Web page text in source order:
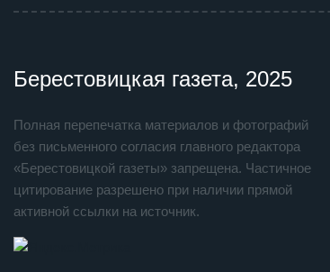
Берестовицкая газета, 2025
Полная перепечатка материалов и фотографий
без письменного согласия главного редактора
«Берестовицкой газеты» запрещена. Частичное
цитирование разрешено при наличии прямой
активной ссылки на источник.